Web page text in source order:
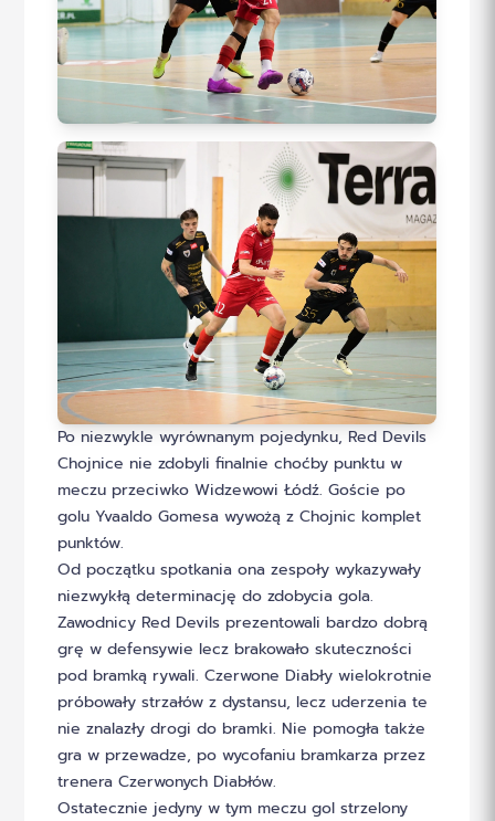
Po niezwykle wyrównanym pojedynku, Red Devils
Chojnice nie zdobyli finalnie choćby punktu w
meczu przeciwko Widzewowi Łódź. Goście po
golu Yvaaldo Gomesa wywożą z Chojnic komplet
punktów.
Od początku spotkania ona zespoły wykazywały
niezwykłą determinację do zdobycia gola.
Zawodnicy Red Devils prezentowali bardzo dobrą
grę w defensywie lecz brakowało skuteczności
pod bramką rywali. Czerwone Diabły wielokrotnie
próbowały strzałów z dystansu, lecz uderzenia te
nie znalazły drogi do bramki. Nie pomogła także
gra w przewadze, po wycofaniu bramkarza przez
trenera Czerwonych Diabłów.
Ostatecznie jedyny w tym meczu gol strzelony